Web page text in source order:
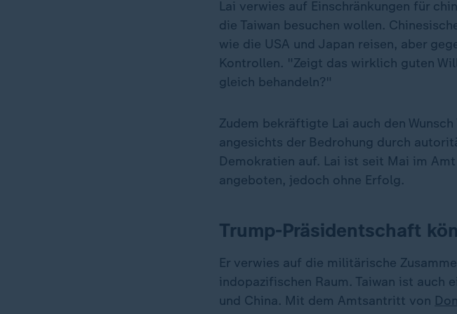
Lai verwies auf Einschränkungen für
die Taiwan besuchen wollen.
wie die USA und Japan reisen, aber
Kontrollen. "Zeigt das wirklich guten
gleich behandeln?"
Zudem bekräftigte Lai auch den
angesichts der Bedrohung durch
Demokratien auf. Lai ist seit Mai im
angeboten, jedoch ohne Erfolg.
Trump-Präsidentschaft
Er verwies auf die militärische
indopazifischen Raum. Taiwan ist auch
und China. Mit dem Amtsantritt von